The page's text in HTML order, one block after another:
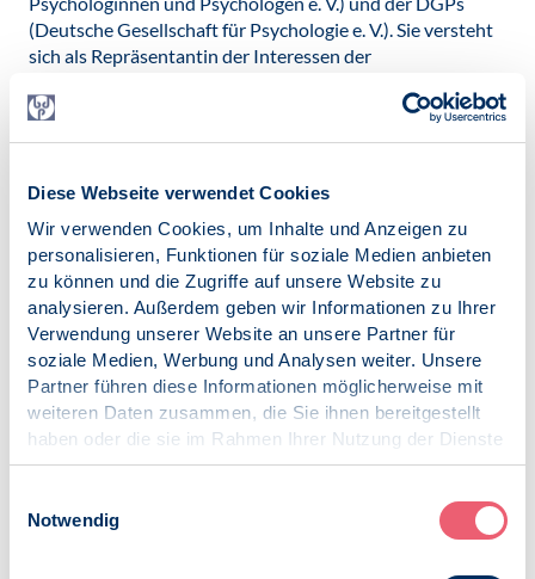
Diese Webseite verwendet Cookies
Wir verwenden Cookies, um Inhalte und Anzeigen zu
personalisieren, Funktionen für soziale Medien anbieten
zu können und die Zugriffe auf unsere Website zu
analysieren. Außerdem geben wir Informationen zu Ihrer
Verwendung unserer Website an unsere Partner für
soziale Medien, Werbung und Analysen weiter. Unsere
Partner führen diese Informationen möglicherweise mit
weiteren Daten zusammen, die Sie ihnen bereitgestellt
haben oder die sie im Rahmen Ihrer Nutzung der Dienste
gesammelt haben.
Notwendig
(Deutsche Gesellschaft für Psychologie e. V.). Sie versteht
sich als Repräsentantin der Interessen der
Forschung, Lehre und Praxis.
Presse- und Öffentlichkeitsarbeit
Fon: +49176 58868222
Mail: presse@bdp-verband.de
Datei herunterladen:
20240618_BDP_PM_IUPsyS-
Auszeichnung_an_Prof._Dr._Markus_Langer.pdf[366
KB]
Kontakt:
presse@bdp-verband.de